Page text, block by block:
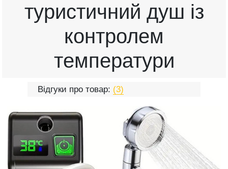
туристичний душ із
контролем
температури
Відгуки про товар: (3)